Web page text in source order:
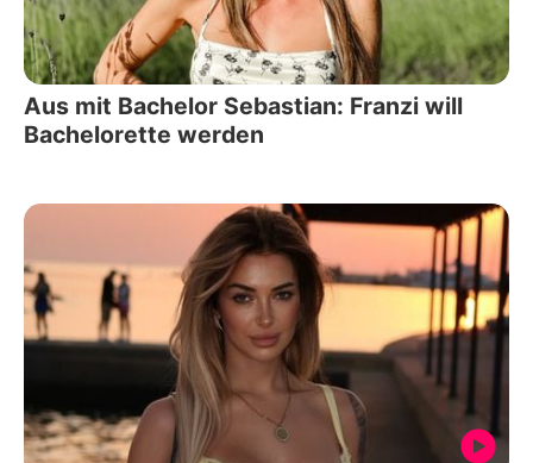
Aus mit Bachelor Sebastian: Franzi will
Bachelorette werden